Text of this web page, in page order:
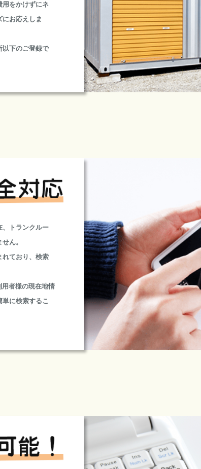
用をかけずにネ
お応えしま
以下のご登録で
、トランクルー
ん。
れており、検索
者様の現在地情
に検索するこ